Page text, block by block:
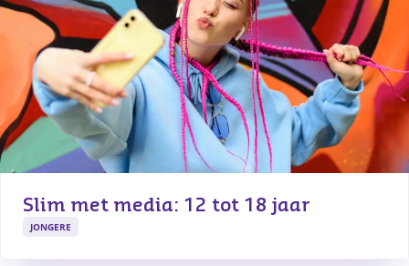
Slim met media: 12 tot 18 jaar
JONGERE